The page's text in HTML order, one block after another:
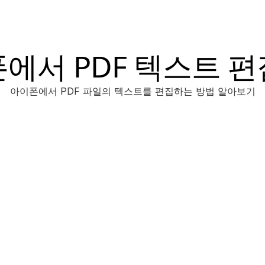
서 PDF 텍스트
아이폰에서 PDF 파일의 텍스트를 편집하는 방법 알아보기